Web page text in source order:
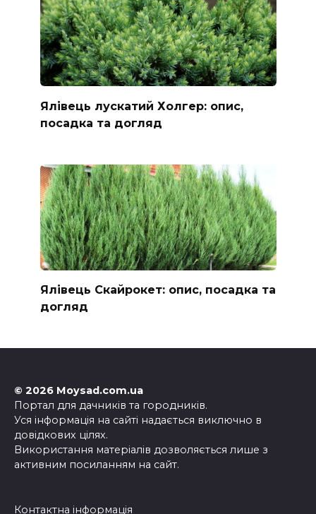
Ялівець лускатий Холгер: опис,
посадка та догляд
Ялівець Скайрокет: опис, посадка та
догляд
© 2026 Moysad.com.ua
Портал для дачників та городників.
Уся інформація на сайті надається виключно в
довідкових цілях.
Використання матеріалів дозволяється лише з
активним посиланням на сайт.
Контактна інформація